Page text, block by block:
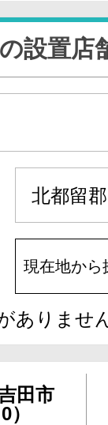
設置店
現在地から
ありませ
田市
0）